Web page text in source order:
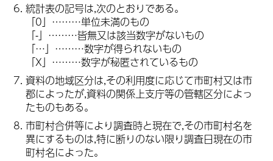
統計表の記号は,次のとおりである。
「0」………単位未満のもの
「-」………皆無又は該当数字がないもの
「…」………数字が得られないもの
「X」………数字が秘匿されているもの
資料の地域区分は,その利用度に応じて市町村又は市
郡によったが,資料の関係上支庁等の管轄区分によっ
たものもある。
市町村合併等により調査時と現在で,その市町村名を
異にするものは,特に断りのない限り調査日現在の市
町村名によった。